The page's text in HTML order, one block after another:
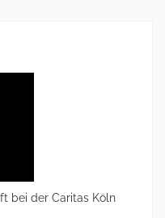
bei der Caritas Köln